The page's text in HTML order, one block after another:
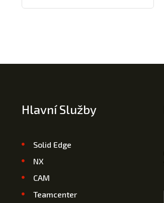
Hlavní Služby
Solid Edge
NX
CAM
Teamcenter